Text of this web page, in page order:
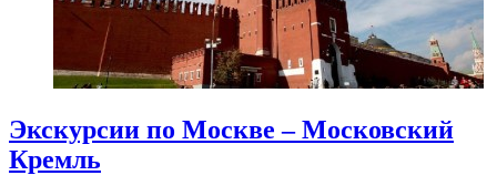
Экскурсии по Москве – Московский
Кремль